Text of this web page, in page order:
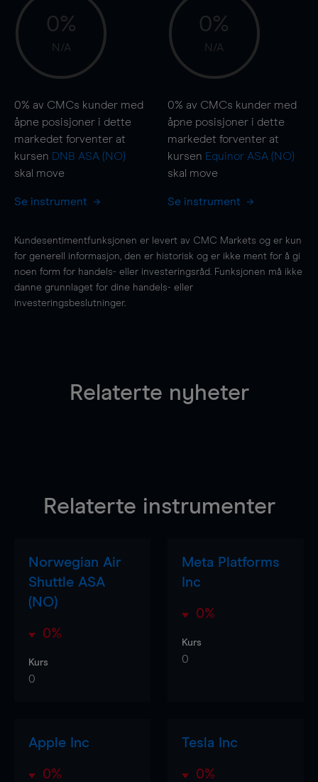
0%
N/A
0% av CMCs kunder med
åpne posisjoner i dette
markedet forventer at
kursen DNB ASA (NO)
skal move
Se instrument
0%
N/A
0% av CMCs kunder med
åpne posisjoner i dette
markedet forventer at
kursen Equinor ASA (NO)
skal move
Se instrument
Kundesentimentfunksjonen er levert av CMC Markets og er kun
for generell informasjon, den er historisk og er ikke ment for å gi
noen form for handels- eller investeringsråd. Funksjonen må ikke
danne grunnlaget for dine handels- eller
investeringsbeslutninger.
Relaterte nyheter
Relaterte instrumenter
Norwegian Air
Shuttle ASA
(NO)
0%
Kurs
0
Meta Platforms
Inc
0%
Kurs
0
Apple Inc
0%
Tesla Inc
0%